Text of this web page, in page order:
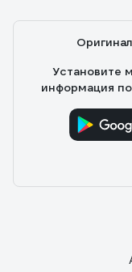
Установите
информация